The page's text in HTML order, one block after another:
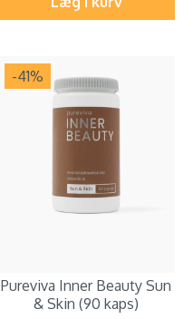
-41%
Pureviva Inner Beauty Sun
& Skin (90 kaps)